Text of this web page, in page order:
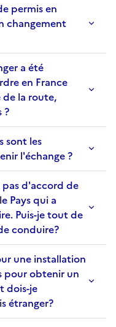
permis en
changement
a été
en France
la route,
?
sont les
l'échange ?
pas d'accord de
Pays qui a
Puis-je tout de
conduire?
une installation
pour obtenir un
dois-je
étranger?